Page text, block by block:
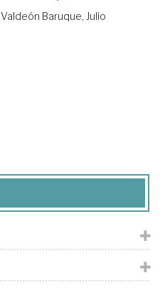
Valdeón Baruque, Julio